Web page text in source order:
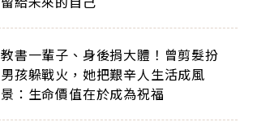
教書一輩子、身後捐大體！曾剪髮扮
男孩躲戰火，她把艱辛人生活成風
景：生命價值在於成為祝福